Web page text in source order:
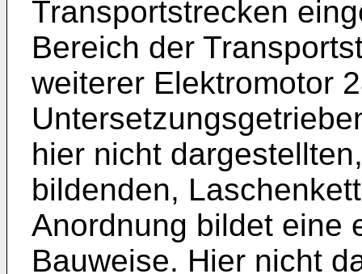
Transportstrecken
Bereich der
weiterer Elektromotor
hier nicht
bildenden,
Anordnung bildet eine
Bauweise. Hier nicht